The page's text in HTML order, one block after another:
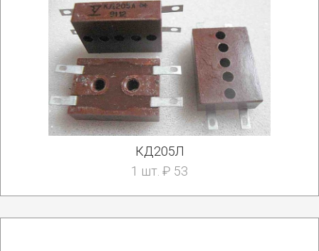
КД205Л
1 шт. ₽ 53